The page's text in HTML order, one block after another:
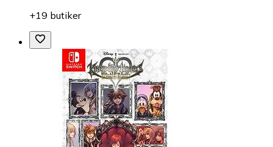
+19 butiker